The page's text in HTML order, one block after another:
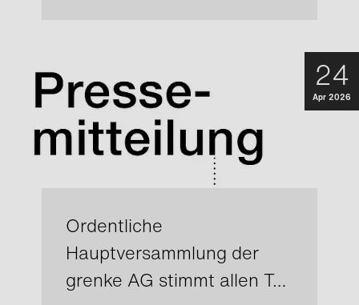
24
Apr 2026
Ordentliche
Hauptversammlung der
grenke AG stimmt allen T…